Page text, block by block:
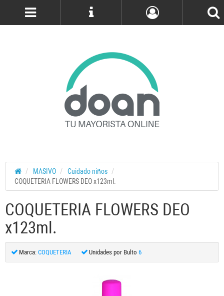
MASIVO
Cuidado niños
COQUETERIA FLOWERS DEO x123ml.
COQUETERIA FLOWERS DEO
x123ml.
Marca: COQUETERIA Unidades por Bulto 6